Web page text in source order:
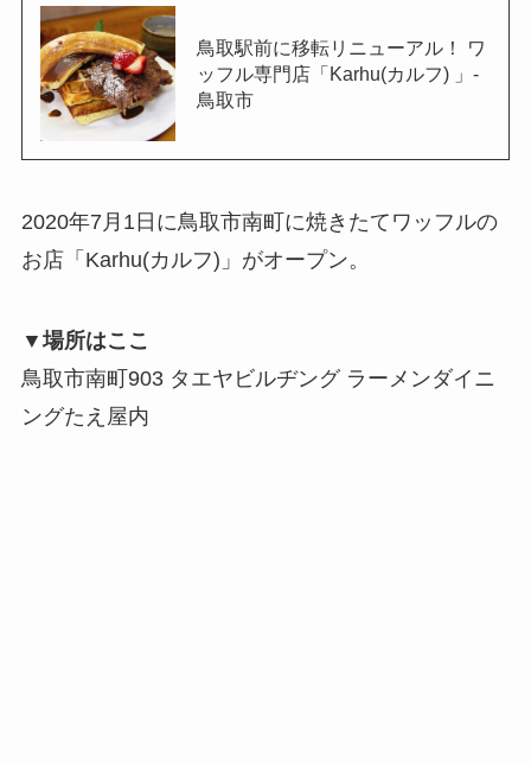
鳥取駅前に移転リニューアル！ ワ
ッフル専門店「Karhu(カルフ) 」-
鳥取市
2020年7月1日に鳥取市南町に焼きたてワッフルの
お店「Karhu(カルフ)」がオープン。
▼場所はここ
鳥取市南町903 タエヤビルヂング ラーメンダイニ
ングたえ屋内